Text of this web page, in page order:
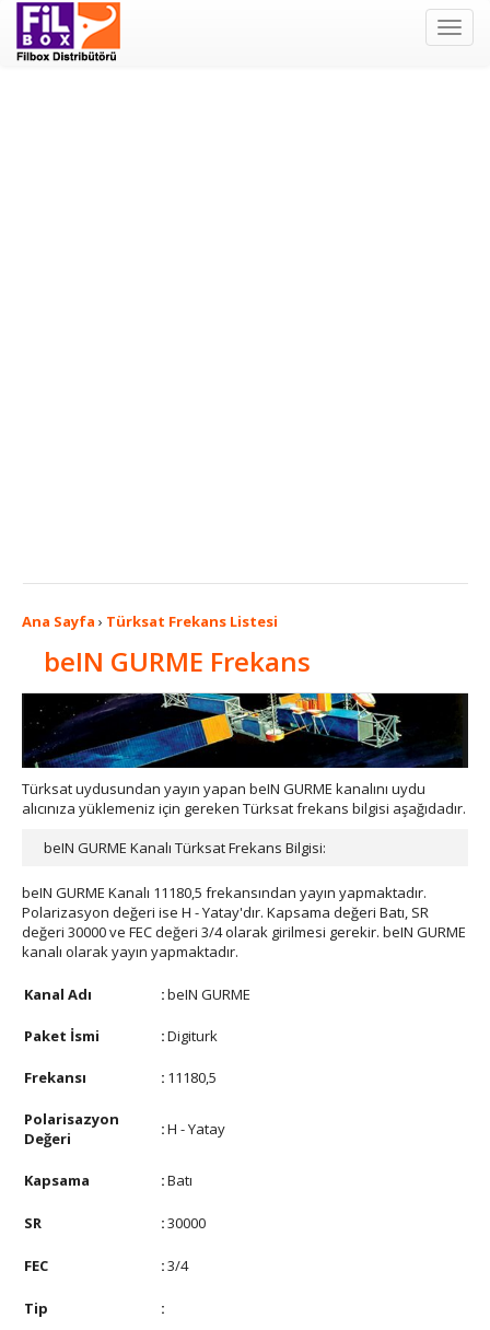
Filbox
Ana Sayfa › Türksat Frekans Listesi
beIN GURME Frekans
Türksat uydusundan yayın yapan beIN GURME kanalını uydu
alıcınıza yüklemeniz için gereken Türksat frekans bilgisi aşağıdadır.
beIN GURME Kanalı Türksat Frekans Bilgisi:
beIN GURME Kanalı 11180,5 frekansından yayın yapmaktadır.
Polarizasyon değeri ise H - Yatay'dır. Kapsama değeri Batı, SR
değeri 30000 ve FEC değeri 3/4 olarak girilmesi gerekir. beIN GURME
kanalı olarak yayın yapmaktadır.
Kanal Adı :beIN GURME
Paket İsmi :Digiturk
Frekansı : 11180,5
Polarisazyon
Değeri
:H - Yatay
Kapsama :Batı
SR :30000
FEC :3/4
Tip
: